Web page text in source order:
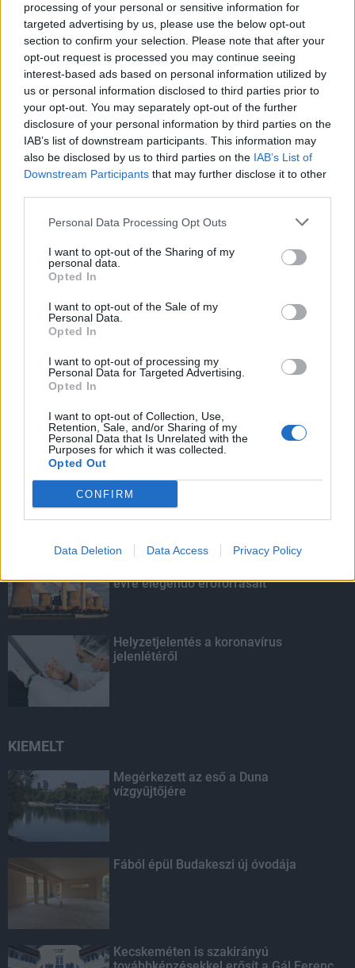
processing of your personal or sensitive information for
targeted advertising by us, please use the below opt-out
section to confirm your selection. Please note that after your
opt-out request is processed you may continue seeing
interest-based ads based on personal information utilized by
us or personal information disclosed to third parties prior to
your opt-out. You may separately opt-out of the further
disclosure of your personal information by third parties on the
IAB’s list of downstream participants. This information may
also be disclosed by us to third parties on the IAB’s List of
Downstream Participants that may further disclose it to other
Personal Data Processing Opt Outs
I want to opt-out of the Sharing of my
personal data.
Opted In
I want to opt-out of the Sale of my
Personal Data.
Opted In
I want to opt-out of processing my
Personal Data for Targeted Advertising.
Opted In
I want to opt-out of Collection, Use,
Retention, Sale, and/or Sharing of my
Personal Data that Is Unrelated with the
Purposes for which it was collected.
Opted Out
CONFIRM
Data Deletion Data Access Privacy Policy
Helyi
Amire többmillióan vártunk: szombattól
másodfokúra csökken a riasztás
Pest megye
Fából épül Budakeszi új óvodája
HIRDETÉS
HIRDETÉS
HIRDETÉS
LEGOLVASOTTABB
készül a BKK a gyermeknapi hétvégére
Túlfogyasztás napja - július 30-ra
évre elegendő erőforrásait
Helyzetjelentés a koronavírus
jelenlétéről
KIEMELT
Megérkezett az eső a Duna
vízgyűjtőjére
Fából épül Budakeszi új óvodája
Kecskeméten is szakirányú